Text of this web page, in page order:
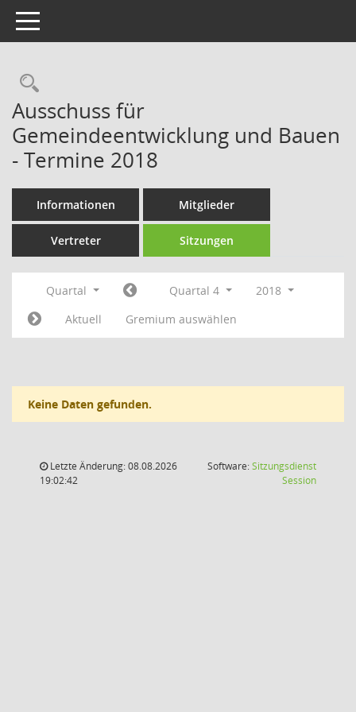
Toggle navigation
Rechercheauswahl
Ausschuss für
Gemeindeentwicklung und Bauen
- Termine 2018
Informationen Mitglieder
Vertreter Sitzungen
Quartal Quartal 4
2018
Aktuell
Gremium auswählen
Keine Daten gefunden.
Letzte Änderung: 08.08.2026
19:02:42
Software:Sitzungsdienst
Session(Wird in